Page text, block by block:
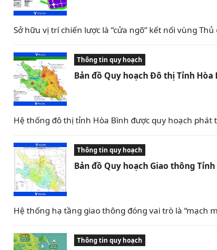
Sở hữu vị trí chiến lược là “cửa ngõ” kết nối vùng
Thông tin quy hoạch
Bản đồ Quy hoạch Đô thị Tỉnh Hòa
Hệ thống đô thị tỉnh Hòa Bình được quy hoạch phát
Thông tin quy hoạch
Bản đồ Quy hoạch Giao thông
Hệ thống hạ tầng giao thông đóng vai trò là “mạch
Thông tin quy hoạch